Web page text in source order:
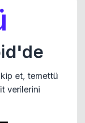
et, temettü
verilerini